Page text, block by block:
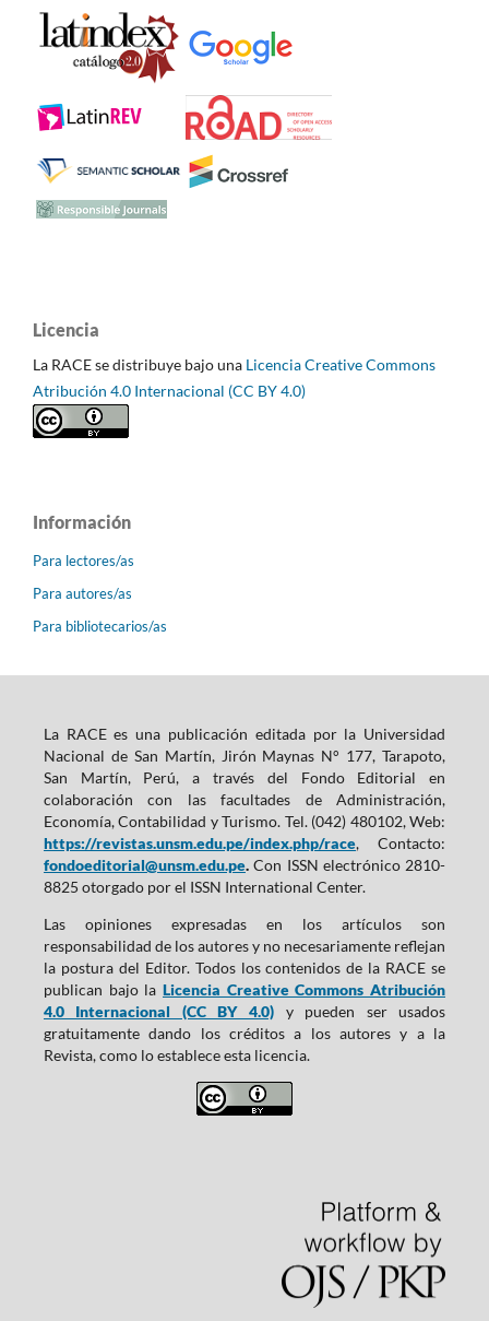
Licencia
La RACE se distribuye bajo una Licencia Creative Commons
Atribución 4.0 Internacional (CC BY 4.0)
Información
Para lectores/as
Para autores/as
Para bibliotecarios/as
La RACE es una publicación editada por la Universidad
Nacional de San Martín, Jirón Maynas N° 177, Tarapoto,
San Martín, Perú, a través del Fondo Editorial en
colaboración con las facultades de Administración,
Economía, Contabilidad y Turismo. Tel. (042) 480102, Web:
https://revistas.unsm.edu.pe/index.php/race, Contacto:
fondoeditorial@unsm.edu.pe.Con ISSN electrónico 2810-
8825 otorgado por el ISSN International Center.
Las opiniones expresadas en los artículos son
responsabilidad de los autores y no necesariamente reflejan
la postura del Editor. Todos los contenidos de la RACE se
publican bajo la Licencia Creative Commons Atribución
4.0 Internacional (CC BY 4.0) y pueden ser usados
gratuitamente dando los créditos a los autores y a la
Revista, como lo establece esta licencia.